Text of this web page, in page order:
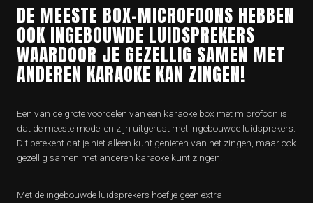
DE MEESTE BOX-MICROFOONS HEBBEN
OOK INGEBOUWDE LUIDSPREKERS
WAARDOOR JE GEZELLIG SAMEN MET
ANDEREN KARAOKE KAN ZINGEN!
Een van de grote voordelen van een karaoke box met microfoon is
dat de meeste modellen zijn uitgerust met ingebouwde luidsprekers.
Dit betekent dat je niet alleen kunt genieten van het zingen, maar ook
gezellig samen met anderen karaoke kunt zingen!
Met de ingebouwde luidsprekers hoef je geen extra